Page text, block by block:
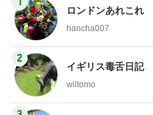
1
ロンドンあれこれ
hancha007
2
イギリス毒舌日記
wiltomo